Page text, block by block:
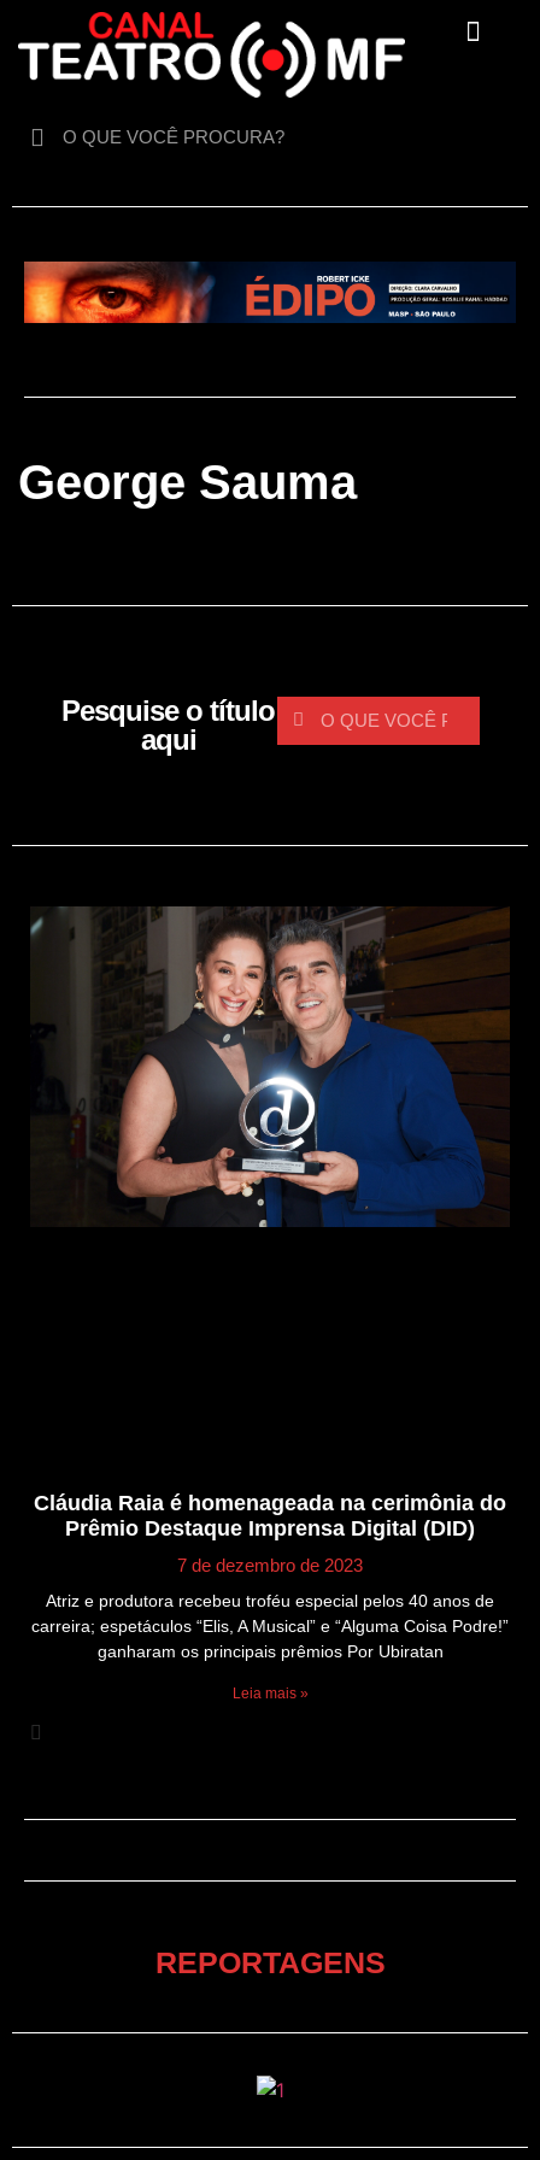
George Sauma
Pesquise o título
aqui
Cláudia Raia é homenageada na cerimônia do
Prêmio Destaque Imprensa Digital (DID)
7 de dezembro de 2023
Atriz e produtora recebeu troféu especial pelos 40 anos de
carreira; espetáculos “Elis, A Musical” e “Alguma Coisa Podre!”
ganharam os principais prêmios Por Ubiratan
Leia mais »
REPORTAGENS